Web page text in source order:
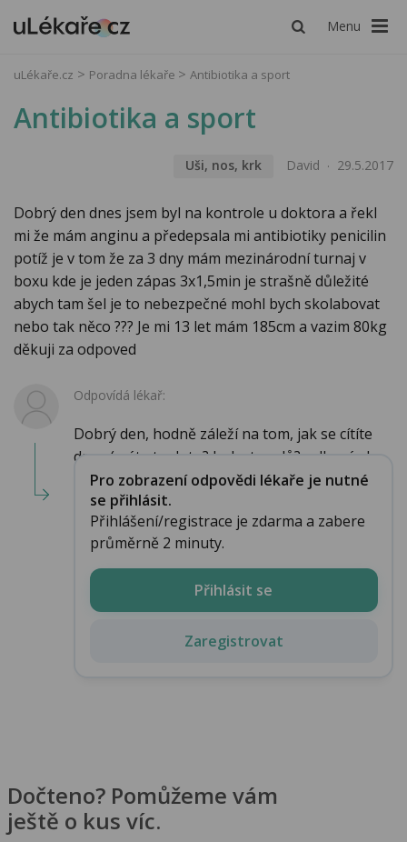
Menu
uLékaře.cz Poradna lékaře Antibiotika a sport
Antibiotika a sport
Uši, nos, krk David 29.5.2017
Dobrý den dnes jsem byl na kontrole u doktora a řekl
mi že mám anginu a předepsala mi antibiotiky penicilin
potíž je v tom že za 3 dny mám mezinárodní turnaj v
boxu kde je jeden zápas 3x1,5min je strašně důležité
abych tam šel je to nebezpečné mohl bych skolabovat
nebo tak něco ??? Je mi 13 let mám 185cm a vazim 80kg
děkuji za odpoved
Odpovídá lékař:
Dobrý den, hodně záleží na tom, jak se cítíte
dnes (máte teplotu? bolest svalů? celková sl...
Pro zobrazení odpovědi lékaře je nutné
se přihlásit.
Přihlášení/registrace je zdarma a zabere
průměrně 2 minuty.
Přihlásit se
Zaregistrovat
Dočteno? Pomůžeme vám
ještě o kus víc.